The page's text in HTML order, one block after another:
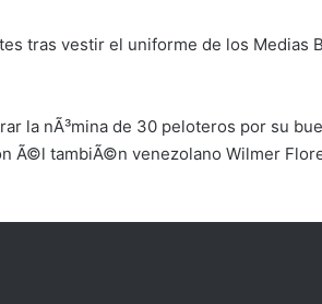
tras vestir el uniforme de los Medias
la nÃ³mina de 30 peloteros por su
Ã©l tambiÃ©n venezolano Wilmer